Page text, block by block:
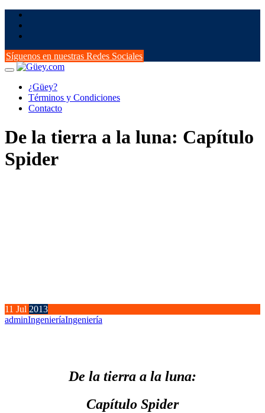
Saltar
contenido
Síguenos en nuestras Redes Sociales
¿Güey?
Términos y Condiciones
Contacto
De la tierra a la luna: Capítulo
Spider
11 Jul 2013
adminIngenieríaIngeniería
De la tierra a la luna:
Capítulo Spider